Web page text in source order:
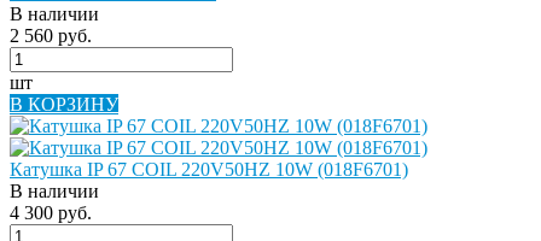
В наличии
2 560 руб.
шт
В КОРЗИНУ
Катушка IP 67 COIL 220V50HZ 10W (018F6701)
В наличии
4 300 руб.